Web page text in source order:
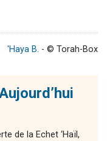
'Haya B. - © Torah-Box
de la Echet ‘Haïl,